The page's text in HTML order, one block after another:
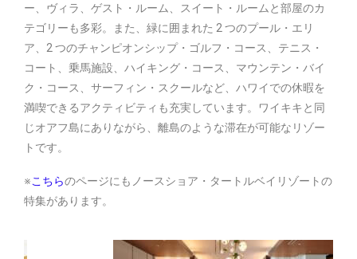
ー、ヴィラ、ゲスト・ルーム、スイート・ルームと部屋のカ
テゴリーも多彩。また、緑に囲まれた 2 つのプール・エリ
ア、2 つのチャンピオンシップ・ゴルフ・コース、テニス・
コート、乗馬施設、ハイキング・コース、マウンテン・バイ
ク・コース、サーフィン・スクールなど、ハワイでの休暇を
満喫できるアクティビティも充実しています。ワイキキと同
じオアフ島にありながら、離島のような滞在が可能なリゾー
トです。
※こちらのページにもノースショア・タートルベイリゾートの
特集があります。